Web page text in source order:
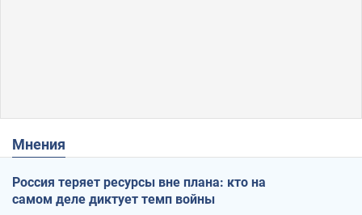
Мнения
Россия теряет ресурсы вне плана: кто на
самом деле диктует темп войны